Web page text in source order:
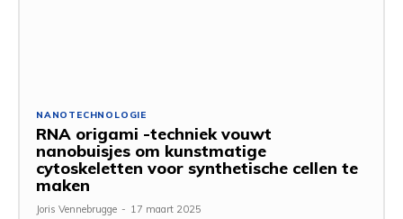
NANOTECHNOLOGIE
RNA origami -techniek vouwt
nanobuisjes om kunstmatige
cytoskeletten voor synthetische cellen te
maken
Joris Vennebrugge - 17 maart 2025